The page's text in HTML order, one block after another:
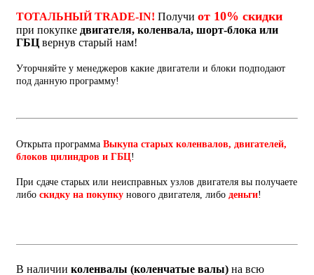
ТОТАЛЬНЫЙ TRADE-IN! Получи от 10% скидки
при покупке двигателя, коленвала, шорт-блока или
ГБЦ вернув старый нам!
Уторчняйте у менеджеров какие двигатели и блоки подподают
под данную программу!
Открыта программа Выкупа старых коленвалов, двигателей,
блоков цилиндров и ГБЦ!
При сдаче старых или неисправных узлов двигателя вы получаете
либо скидку на покупку нового двигателя, либо деньги!
В наличии коленвалы (коленчатые валы) на всю